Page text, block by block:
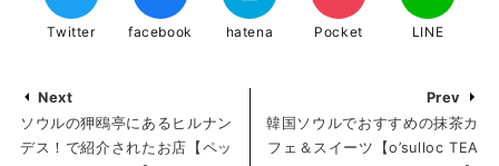
Twitter facebook hatena Pocket LINE
Next
ソウルの狎鴎亭にあるヒルナン
デス！で紹介されたお店【ペッ
Prev
韓国ソウルでおすすめの抹茶カ
フェ＆スイーツ【o’sulloc TEA